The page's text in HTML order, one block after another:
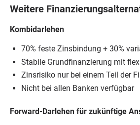
Weitere
Kombidarlehen
70% feste Zinsbindung + 30%
Stabile Grundfinanzierung mit
Zinsrisiko nur bei einem Teil der
Nicht bei allen Banken verfügbar
Forward-Darlehen für zukünftige